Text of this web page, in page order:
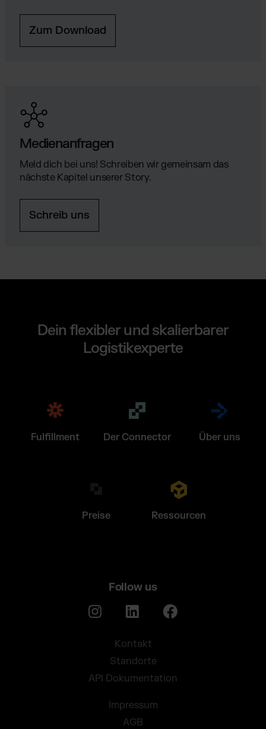
Zum Download
Medienanfragen
Meld dich bei uns! Schreiben wir gemeinsam das
nächste Kapitel unserer Story.
Schreib uns
Dein flexibler und skalierbarer
Logistikexperte
Fulfillment Der Connector Über uns
Preise Ressourcen
Follow us
Kontakt
Standorte
API Dokumentation
Impressum
AGB